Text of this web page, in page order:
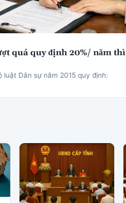
quá quy định 20%/ năm thì
luật Dân sự năm 2015 quy định: